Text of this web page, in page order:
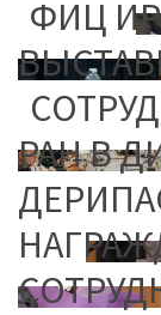
ФИЦ
РАН В